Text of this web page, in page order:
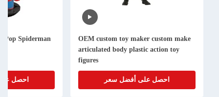
OEM custom toy maker custom make
articulated body plastic action toy
figures
احصل على أفضل سعر
Pop Spiderman
احصل